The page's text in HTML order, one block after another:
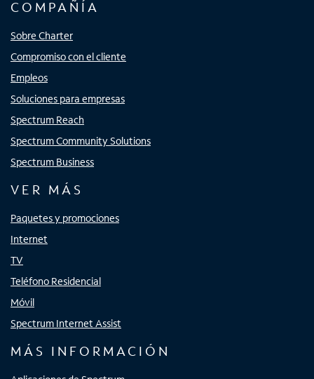
COMPAÑÍA
Sobre Charter
Compromiso con el cliente
Empleos
Soluciones para empresas
Spectrum Reach
Spectrum Community Solutions
Spectrum Business
VER MÁS
Paquetes y promociones
Internet
TV
Teléfono Residencial
Móvil
Spectrum Internet Assist
MÁS INFORMACIÓN